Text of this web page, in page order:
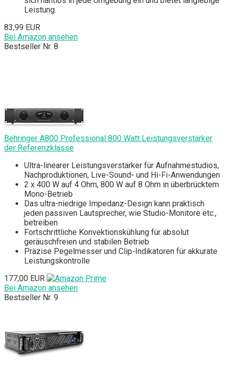
Leistung.
83,99 EUR
Bei Amazon ansehen
Bestseller Nr. 8
Behringer A800 Professional 800 Watt Leistungsverstärker
der Referenzklasse
Ultra-linearer Leistungsverstärker für Aufnahmestudios,
Nachproduktionen, Live-Sound- und Hi-Fi-Anwendungen
2 x 400 W auf 4 Ohm, 800 W auf 8 Ohm in überbrücktem
Mono-Betrieb
Das ultra-niedrige Impedanz-Design kann praktisch
jeden passiven Lautsprecher, wie Studio-Monitore etc.,
betreiben
Fortschrittliche Konvektionskühlung für absolut
geräuschfreien und stabilen Betrieb
Präzise Pegelmesser und Clip-Indikatoren für akkurate
Leistungskontrolle
177,00 EUR
Bei Amazon ansehen
Bestseller Nr. 9